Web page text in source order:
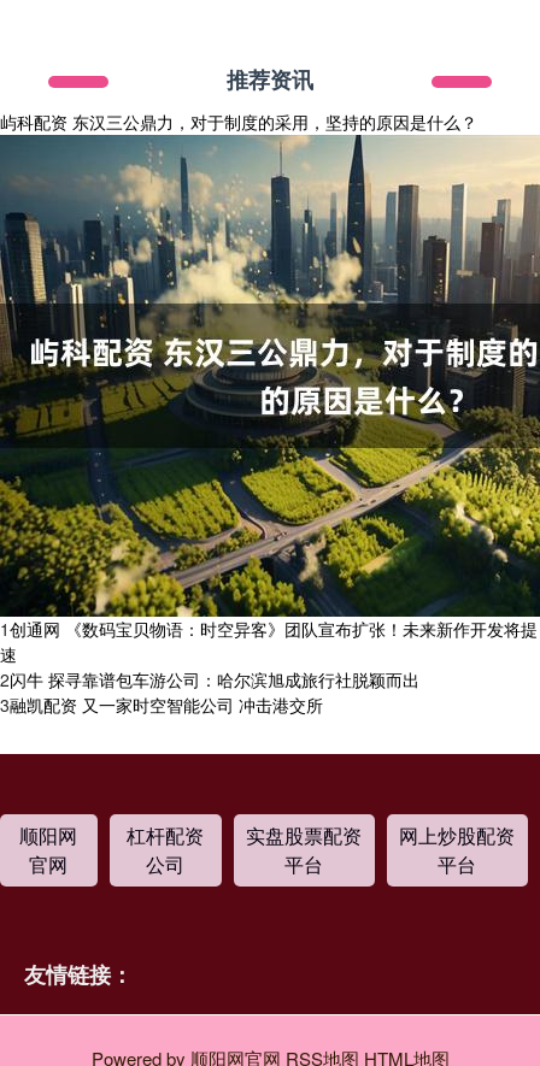
推荐资讯
屿科配资 东汉三公鼎力，对于制度的采用，坚持的原因是什么？
1​创通网 《数码宝贝物语：时空异客》团队宣布扩张！未来新作开发将提
速
2​闪牛 探寻靠谱包车游公司：哈尔滨旭成旅行社脱颖而出
3​融凯配资 又一家时空智能公司 冲击港交所
顺阳网
官网
杠杆配资
公司
实盘股票配资
平台
网上炒股配资
平台
友情链接：
Powered by 顺阳网官网 RSS地图 HTML地图